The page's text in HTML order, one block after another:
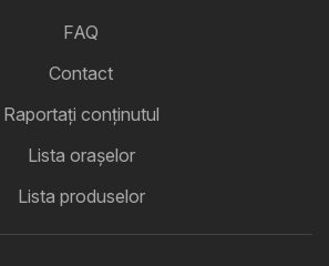
FAQ
Contact
Raportați conținutul
Lista oraşelor
Lista produselor